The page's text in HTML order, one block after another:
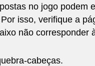
no jogo podem
isso, verifique a
não corresponder
cabeças.